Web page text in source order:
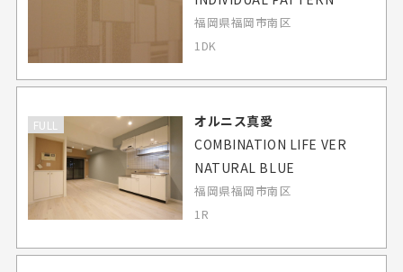
福岡県福岡市南区
1DK
FULL
オルニス真愛
COMBINATION LIFE VER
NATURAL BLUE
福岡県福岡市南区
1R